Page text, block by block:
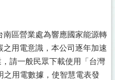
區營業處為響應國家能源轉
用電意識，本公司逐年加速
請一般民眾下載使用「台灣
之用電數據，使智慧電表發